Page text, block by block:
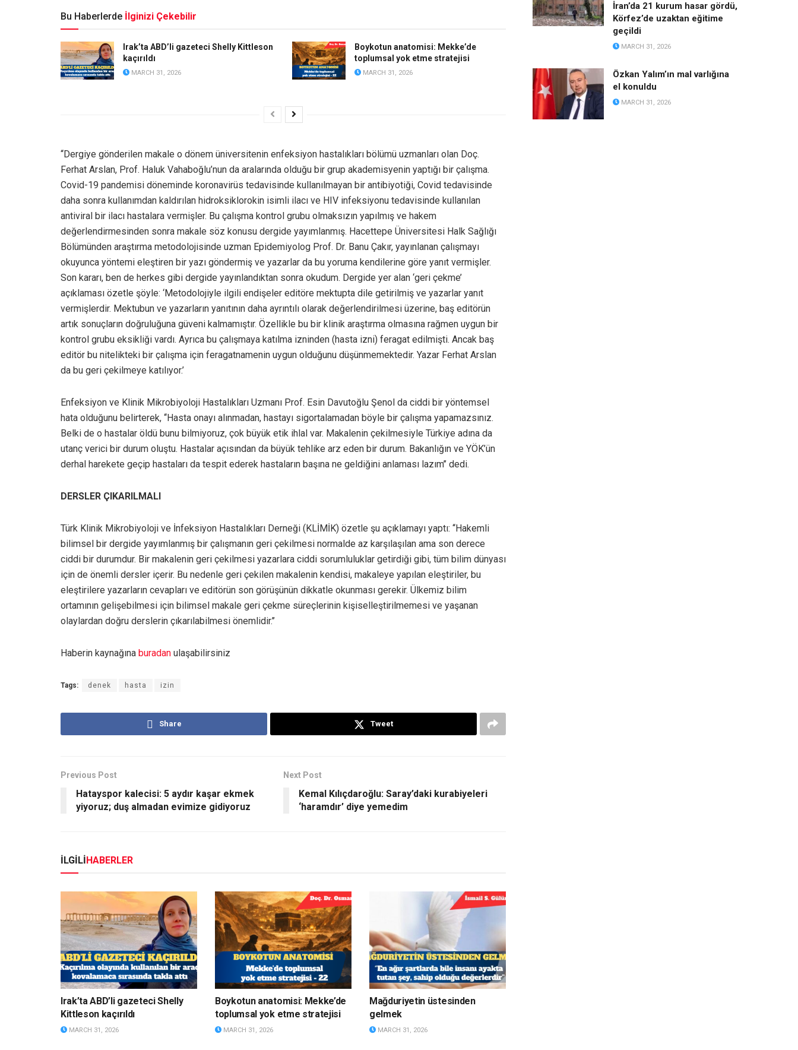
Bu Haberlerde İlginizi Çekebilir
Irak’ta ABD’li gazeteci Shelly Kittleson
kaçırıldı
MARCH 31, 2026
Boykotun anatomisi: Mekke’de
toplumsal yok etme stratejisi
MARCH 31, 2026
‘‘Dergiye gönderilen makale o dönem üniversitenin enfeksiyon hastalıkları bölümü uzmanları olan Doç.
Ferhat Arslan, Prof. Haluk Vahaboğlu’nun da aralarında olduğu bir grup akademisyenin yaptığı bir çalışma.
Covid-19 pandemisi döneminde koronavirüs tedavisinde kullanılmayan bir antibiyotiği, Covid tedavisinde
daha sonra kullanımdan kaldırılan hidroksiklorokin isimli ilacı ve HIV infeksiyonu tedavisinde kullanılan
antiviral bir ilacı hastalara vermişler. Bu çalışma kontrol grubu olmaksızın yapılmış ve hakem
değerlendirmesinden sonra makale söz konusu dergide yayımlanmış. Hacettepe Üniversitesi Halk Sağlığı
Bölümünden araştırma metodolojisinde uzman Epidemiyolog Prof. Dr. Banu Çakır, yayınlanan çalışmayı
okuyunca yöntemi eleştiren bir yazı göndermiş ve yazarlar da bu yoruma kendilerine göre yanıt vermişler.
Son kararı, ben de herkes gibi dergide yayınlandıktan sonra okudum. Dergide yer alan ‘geri çekme’
açıklaması özetle şöyle: ‘Metodolojiyle ilgili endişeler editöre mektupta dile getirilmiş ve yazarlar yanıt
vermişlerdir. Mektubun ve yazarların yanıtının daha ayrıntılı olarak değerlendirilmesi üzerine, baş editörün
artık sonuçların doğruluğuna güveni kalmamıştır. Özellikle bu bir klinik araştırma olmasına rağmen uygun bir
kontrol grubu eksikliği vardı. Ayrıca bu çalışmaya katılma izninden (hasta izni) feragat edilmişti. Ancak baş
editör bu nitelikteki bir çalışma için feragatnamenin uygun olduğunu düşünmemektedir. Yazar Ferhat Arslan
da bu geri çekilmeye katılıyor.’
Enfeksiyon ve Klinik Mikrobiyoloji Hastalıkları Uzmanı Prof. Esin Davutoğlu Şenol da ciddi bir yöntemsel
hata olduğunu belirterek, ‘‘Hasta onayı alınmadan, hastayı sigortalamadan böyle bir çalışma yapamazsınız.
Belki de o hastalar öldü bunu bilmiyoruz, çok büyük etik ihlal var. Makalenin çekilmesiyle Türkiye adına da
utanç verici bir durum oluştu. Hastalar açısından da büyük tehlike arz eden bir durum. Bakanlığın ve YÖK’ün
derhal harekete geçip hastaları da tespit ederek hastaların başına ne geldiğini anlaması lazım’’ dedi.
DERSLER ÇIKARILMALI
Türk Klinik Mikrobiyoloji ve İnfeksiyon Hastalıkları Derneği (KLİMİK) özetle şu açıklamayı yaptı: ‘‘Hakemli
bilimsel bir dergide yayımlanmış bir çalışmanın geri çekilmesi normalde az karşılaşılan ama son derece
ciddi bir durumdur. Bir makalenin geri çekilmesi yazarlara ciddi sorumluluklar getirdiği gibi, tüm bilim dünyası
için de önemli dersler içerir. Bu nedenle geri çekilen makalenin kendisi, makaleye yapılan eleştiriler, bu
eleştirilere yazarların cevapları ve editörün son görüşünün dikkatle okunması gerekir. Ülkemiz bilim
ortamının gelişebilmesi için bilimsel makale geri çekme süreçlerinin kişiselleştirilmemesi ve yaşanan
olaylardan doğru derslerin çıkarılabilmesi önemlidir.’’
Haberin kaynağına buradan ulaşabilirsiniz
Tags: denek hasta izin
Share Tweet
Previous Post
Hatayspor kalecisi: 5 aydır kaşar ekmek
yiyoruz; duş almadan evimize gidiyoruz
Next Post
Kemal Kılıçdaroğlu: Saray’daki kurabiyeleri
‘haramdır’ diye yemedim
İLGİLİHABERLER
Irak’ta ABD’li gazeteci Shelly
Kittleson kaçırıldı
MARCH 31, 2026
Boykotun anatomisi: Mekke’de
toplumsal yok etme stratejisi
MARCH 31, 2026
Mağduriyetin üstesinden
gelmek
MARCH 31, 2026
İran’da 21 kurum hasar gördü,
Körfez’de uzaktan eğitime
geçildi
MARCH 31, 2026
Özkan Yalım’ın mal varlığına
el konuldu
MARCH 31, 2026